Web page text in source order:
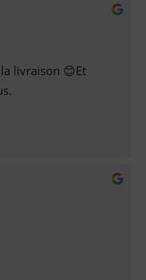
🙂😉
livraison 😊Et